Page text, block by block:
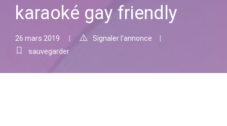
karaoké gay friendly
26 mars 2019
Signaler l'annonce
sauvegarder